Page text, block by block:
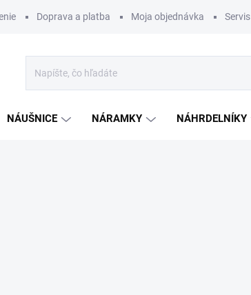
Doprava a platba Moja objednávka Servis
NÁUŠNICE NÁRAMKY NÁHRDELNÍKY